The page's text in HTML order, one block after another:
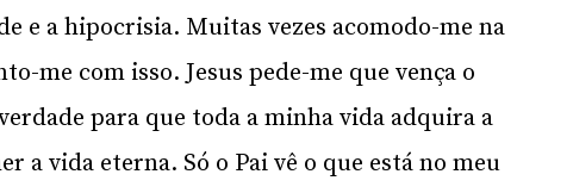
e a hipocrisia. Muitas vezes acomodo-me na
me com isso. Jesus pede-me que vença o
para que toda a minha vida adquira a
a vida eterna. Só o Pai vê o que está no meu